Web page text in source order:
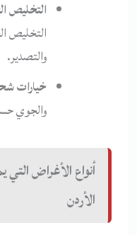
التخليص
التخليص
والتصدير.
خيارات
والجوي
أنواع الأغراض
الأردن